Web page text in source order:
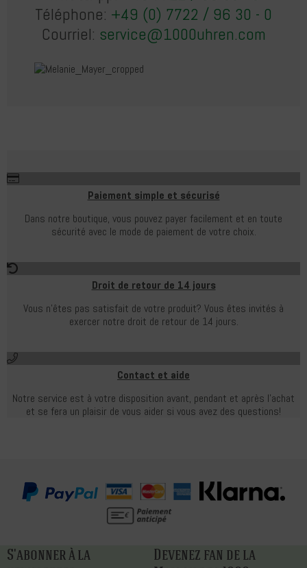
Téléphone: +49 (0) 7722 / 96 30 - 0
Courriel: service@1000uhren.com
Paiement simple et sécurisé
Dans notre boutique, vous pouvez payer facilement et en toute
sécurité avec le mode de paiement de votre choix.
Droit de retour de 14 jours
Vous n'êtes pas satisfait de votre produit? Vous êtes invités à
exercer notre droit de retour de 14 jours.
Contact et aide
Notre service est à votre disposition avant, pendant et après l'achat
et se fera un plaisir de vous aider si vous avez des questions!
S'abonner à la
Devenez fan de la